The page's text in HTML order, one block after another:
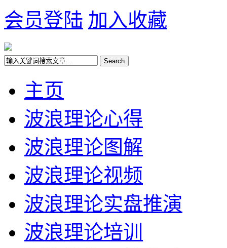
会员登陆 加入收藏
主页
波浪理论心得
波浪理论图解
波浪理论视频
波浪理论实盘推演
波浪理论培训